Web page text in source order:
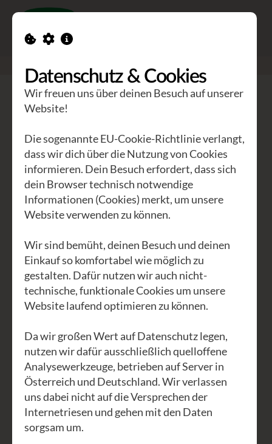
Lieben was ist
The Work® nach Byron
Katie
Dieses Seminar hatten wir in der GEA
Akademie im September 2009 zum
Work®" ist eine Methode, die es
ermöglicht, mit Hilfe von nur vier
Fragen eine neue Sicht auf sich selbst
und auf eigene und andere Beziehungen
Die Begeisterung der TeilnehmerInnen
an diesem und allen seitdem in Schrems
stattgefundenen Kursen war enorm.
Warum? Weil man sofort merkt, dass es
wirkt. Was? Die Erkenntnis, dass es
noch eine Welt außerhalb der eigenen
Datenschutz & Cookies
Wir freuen uns über deinen Besuch auf unserer
Website!
Die sogenannte EU-Cookie-Richtlinie verlangt,
dass wir dich über die Nutzung von Cookies
informieren. Dein Besuch erfordert, dass sich
dein Browser technisch notwendige
Informationen (Cookies) merkt, um unsere
Website verwenden zu können.
Wir sind bemüht, deinen Besuch und deinen
Einkauf so komfortabel wie möglich zu
gestalten. Dafür nutzen wir auch nicht-
technische, funktionale Cookies um unsere
Website laufend optimieren zu können.
Da wir großen Wert auf Datenschutz legen,
nutzen wir dafür ausschließlich quelloffene
Analysewerkzeuge, betrieben auf Server in
Österreich und Deutschland. Wir verlassen
uns dabei nicht auf die Versprechen der
Internetriesen und gehen mit den Daten
sorgsam um.